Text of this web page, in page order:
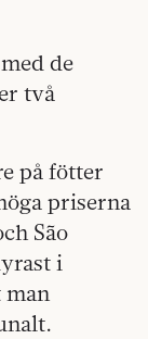
de
två
på fötter
priserna
São
i
man